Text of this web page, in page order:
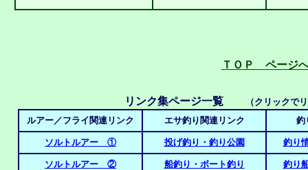
ＴＯＰ ページ
リンク集ページ一覧
（クリックで
ルアー／フライ関連リンク
エサ釣り関連リンク 釣
ソルトルアー ① 投げ釣り・釣り公園 釣り
ソルトルアー ② 船釣り・ボート釣り 釣り